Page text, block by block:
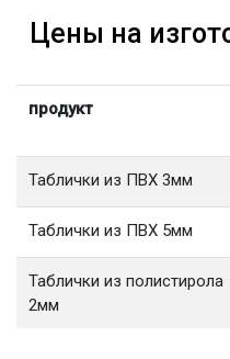
Наши работы
Цены на
продукт
Таблички из ПВХ 3мм
Таблички из ПВХ 5мм
Таблички из полистирола
2мм